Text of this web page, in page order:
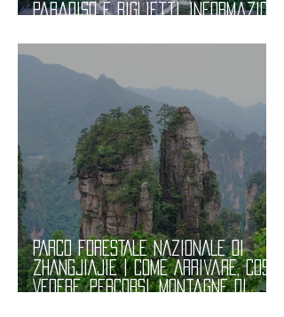
Paradiso e Biglietti. Informazioni
PARCO FORESTALE NAZIONALE di
ZHANGJIAJIE | Come Arrivare, Cosa
Vedere, Percorsi, Montagne di